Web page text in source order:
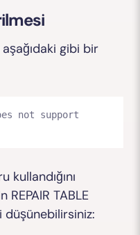
gibi bir
not support
kullandığını
REPAIR TABLE
düşünebilirsiniz: